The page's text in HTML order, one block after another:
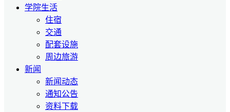
学院生活
住宿
交通
配套设施
周边旅游
新闻
新闻动态
通知公告
资料下载